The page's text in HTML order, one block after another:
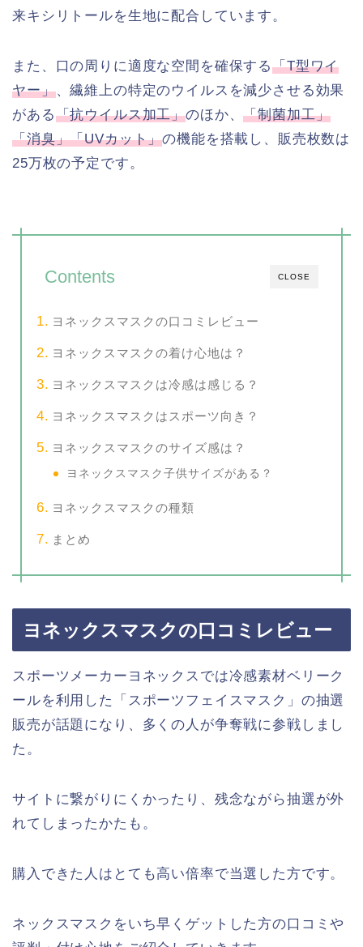
来キシリトールを生地に配合しています。
また、口の周りに適度な空間を確保する「T型ワイ
ヤー」、繊維上の特定のウイルスを減少させる効果
がある「抗ウイルス加工」のほか、「制菌加工」
「消臭」「UVカット」の機能を搭載し、販売枚数は
25万枚の予定です。
CLOSE
Contents
ヨネックスマスクの口コミレビュー
ヨネックスマスクの着け心地は？
ヨネックスマスクは冷感は感じる？
ヨネックスマスクはスポーツ向き？
ヨネックスマスクのサイズ感は？
ヨネックスマスク子供サイズがある？
ヨネックスマスクの種類
まとめ
ヨネックスマスクの口コミレビュー
スポーツメーカーヨネックスでは冷感素材ベリーク
ールを利用した「スポーツフェイスマスク」の抽選
販売が話題になり、多くの人が争奪戦に参戦しまし
た。
サイトに繋がりにくかったり、残念ながら抽選が外
れてしまったかたも。
購入できた人はとても高い倍率で当選した方です。
ネックスマスクをいち早くゲットした方の口コミや